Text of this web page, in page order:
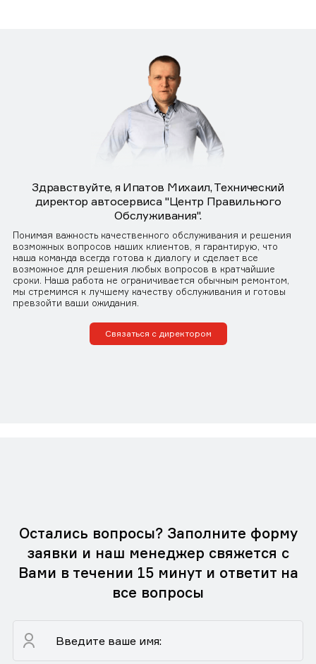
Здравствуйте, я Ипатов Михаил, Технический
директор автосервиса "Центр Правильного
Обслуживания".
Понимая важность качественного обслуживания и решения
возможных вопросов наших клиентов, я гарантирую, что
наша команда всегда готова к диалогу и сделает все
возможное для решения любых вопросов в кратчайшие
сроки. Наша работа не ограничивается обычным ремонтом,
мы стремимся к лучшему качеству обслуживания и готовы
превзойти ваши ожидания.
Связаться с директором
Остались вопросы? Заполните форму
заявки и наш менеджер свяжется с
Вами в течении 15 минут и ответит на
все вопросы